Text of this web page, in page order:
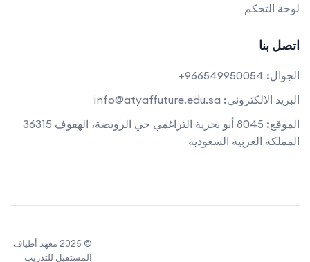
لوحة التحكم
اتصل بنا
الجوال: 966549950054+
البريد الالكتروني: info@atyaffuture.edu.sa
الموقع:
8045 أبو بحرية التراغمي حي الرويضة، الهفوف 36315
المملكة العربية السعودية
© 2025 معهد أطياف
المستقبل للتدريب